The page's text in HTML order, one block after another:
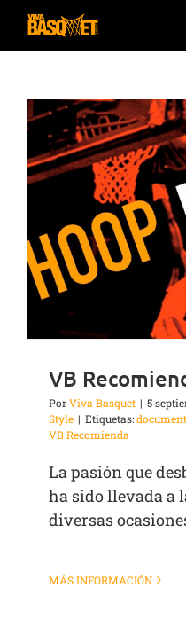
Saltar
VB
PorViva Basquet | 5
Style | Etiquetas:
VB Recomienda
La pasión que
ha sido llevada a
diversas
MÁS INFORMACIÓN